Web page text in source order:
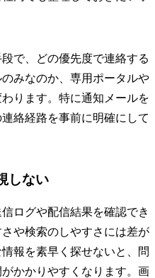
で、どの優先度で連絡する
みなのか、専用ポータルや
ります。特に通知メールを
絡経路を事前に明確にして
しない
ログや配信結果を確認でき
や検索のしやすさには差が
報を素早く探せないと、問
かかりやすくなります。画